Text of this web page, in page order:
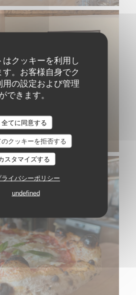
はクッキーを利用し
す。お客様自身でク
用の設定および管理
できます。
全てに同意する
クッキーを拒否する
スタマイズする
ライバシーポリシー
undefined